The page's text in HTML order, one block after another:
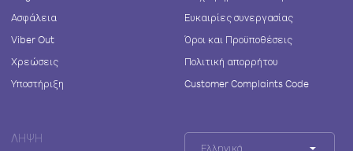
Ασφάλεια
Viber Out
Χρεώσεις
Υποστήριξη
Ευκαιρίες συνεργασίας
Όροι και Προϋποθέσεις
Πολιτική απορρήτου
Customer Complaints Code
ΛΉΨΗ
Ελληνικά